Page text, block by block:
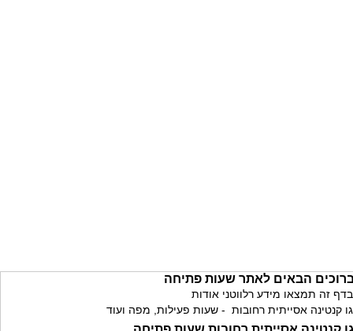
הבאים לאתר שעות פתיחה
בדף זה תמצאו מידע רלווטני אודות
גו קנטינה אסייתית רחובות - שעות פעילות, מפה ועוד